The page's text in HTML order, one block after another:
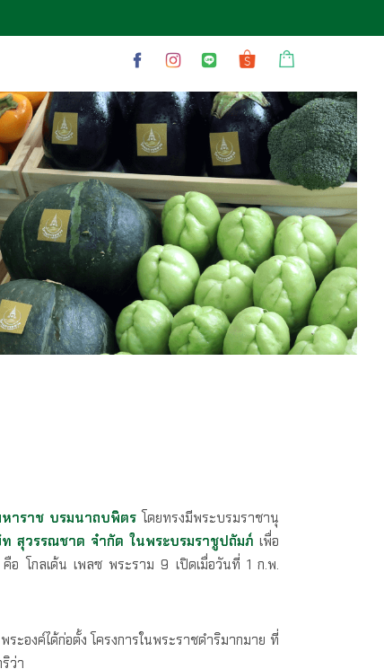
หาราช บรมนาถบพิตรโดยทรงมีพระบรมราชานุ
สุวรรณชาด จำกัด ในพระบรมราชูปถัมภ์ เพื่อ
อ โกลเด้น เพลซ พระราม 9 เปิดเมื่อวันที่ 1 ก.พ.
องค์ได้ก่อตั้ง โครงการในพระราชดำริมากมาย ที่
ว่า